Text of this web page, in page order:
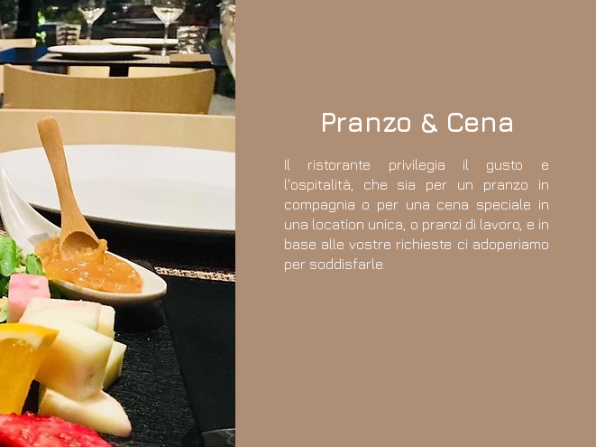
Pranzo & Cena
Il ristorante privilegia il gusto e
l'ospitalità, che sia per un pranzo in
compagnia o per una cena speciale in
una location unica, o pranzi di lavoro, e in
base alle vostre richieste ci adoperiamo
per soddisfarle.